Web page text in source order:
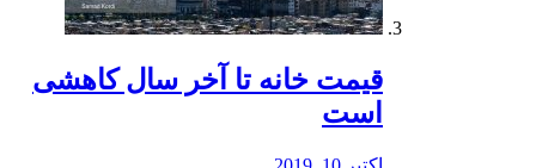
قیمت خانه تا آخر سال کاهشی
است